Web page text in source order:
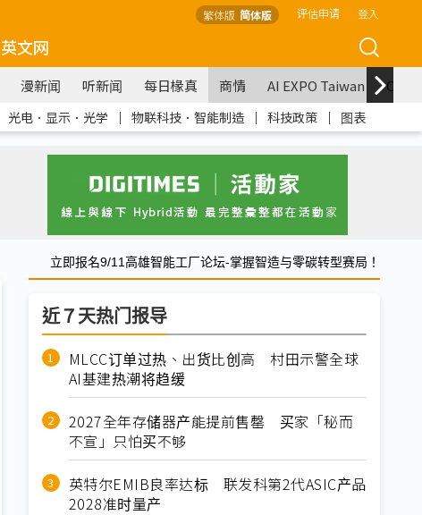
繁体版 简体版 评估申请 登入
英文网
漫新闻 听新闻 每日椽真 商情 AI EXPO Taiwan
光电．显示．光学 ｜ 物联科技．智能制造 ｜ 科技政策 ｜ 图表
立即报名9/11高雄智能工厂论坛-掌握智造与零碳转型赛局！
近７天热门报导
MLCC订单过热、出货比创高 村田示警全球
AI基建热潮将趋缓
2027全年存储器产能提前售罄 买家「秘而
不宣」只怕买不够
英特尔EMIB良率达标 联发科第2代ASIC产品
2028准时量产